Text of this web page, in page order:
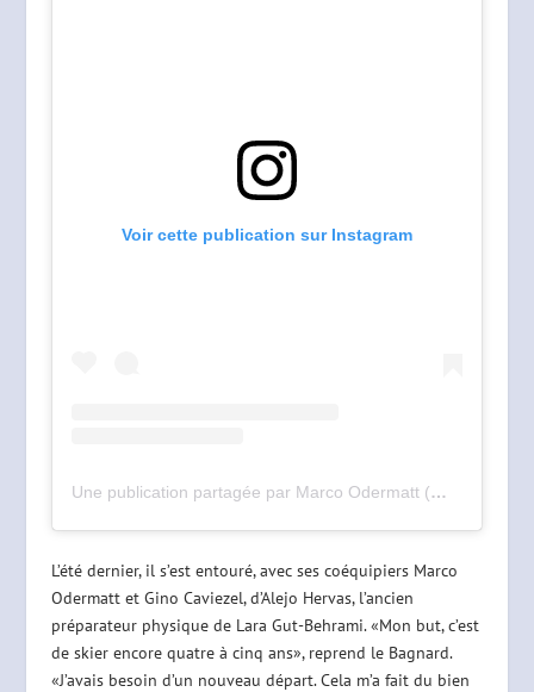
Voir cette publication sur Instagram
Une publication partagée par Marco Odermatt (@marcoodermatt)
L’été dernier, il s’est entouré, avec ses coéquipiers Marco
Odermatt et Gino Caviezel, d’Alejo Hervas, l’ancien
préparateur physique de Lara Gut-Behrami. «Mon but, c’est
de skier encore quatre à cinq ans», reprend le Bagnard.
«J’avais besoin d’un nouveau départ. Cela m’a fait du bien